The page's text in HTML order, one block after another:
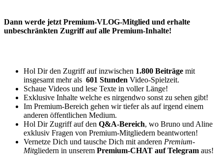
Dann werde jetzt Premium-VLOG-Mitglied und erhalte
unbeschränkten Zugriff auf alle Premium-Inhalte!
Hol Dir den Zugriff auf inzwischen 1.800 Beiträge mit
insgesamt mehr als 601 Stunden Video-Spielzeit.
Schaue Videos und lese Texte in voller Länge!
Exklusive Inhalte welche es nirgendwo sonst zu sehen gibt!
Im Premium-Bereich gehen wir tiefer als auf irgend einem
anderen öffentlichen Medium.
Hol Dir Zugriff auf den Q&A-Bereich, wo Bruno und Aline
exklusiv Fragen von Premium-Mitgliedern beantworten!
Vernetze Dich und tausche Dich mit anderen Premium-
Mitgliedern in unserem Premium-CHAT auf Telegram aus!